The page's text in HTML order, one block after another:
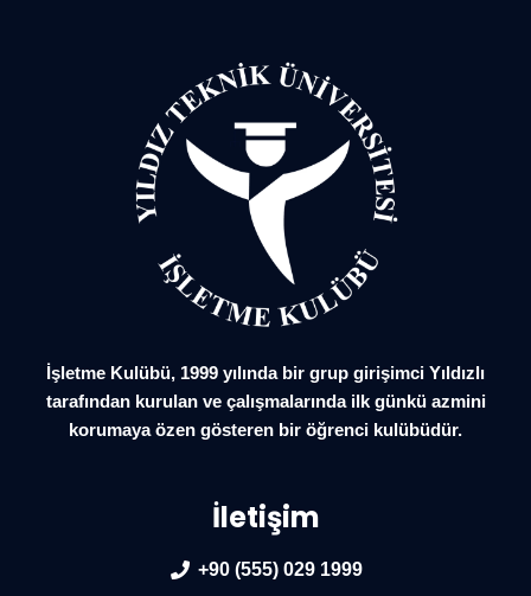
İşletme Kulübü, 1999 yılında bir grup girişimci Yıldızlı
tarafından kurulan ve çalışmalarında ilk günkü azmini
korumaya özen gösteren bir öğrenci kulübüdür.
İletişim
+90 (555) 029 1999